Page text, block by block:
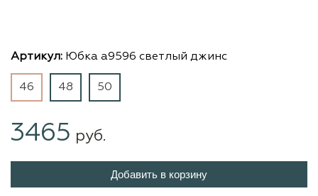
Артикул: Юбка а9596 светлый джинс
46 48 50
3465 руб.
Добавить в корзину